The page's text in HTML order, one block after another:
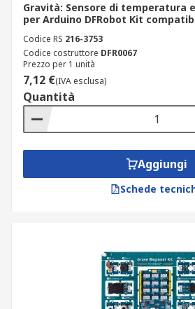
Gravità: Sensore di temperatura
per Arduino DFRobot Kit
Codice RS 216-3753
Codice costruttore DFR0067
Prezzo per 1 unità
7,12 €(IVA esclusa)
Quantità
Aggiungi
Schede